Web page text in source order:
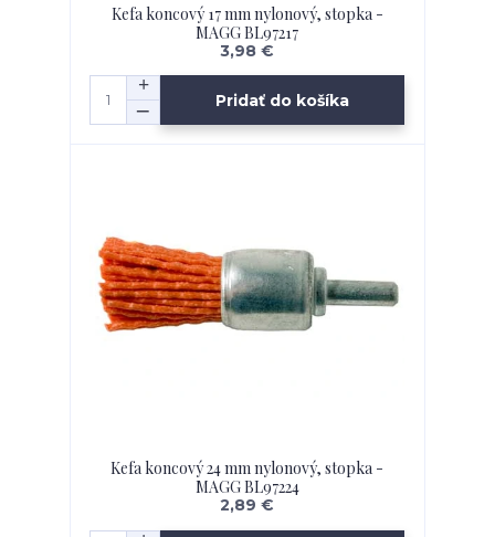
Kefa koncový 17 mm nylonový, stopka -
MAGG BL97217
3,98 €
Pridať do košíka
Kefa koncový 24 mm nylonový, stopka -
MAGG BL97224
2,89 €